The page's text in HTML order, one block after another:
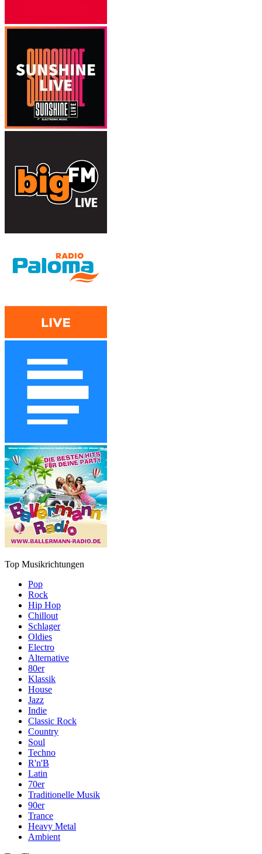
Top Musikrichtungen
Pop
Rock
Hip Hop
Chillout
Schlager
Oldies
Electro
Alternative
80er
Klassik
House
Jazz
Indie
Classic Rock
Country
Soul
Techno
R'n'B
Latin
70er
Traditionelle Musik
90er
Trance
Heavy Metal
Ambient